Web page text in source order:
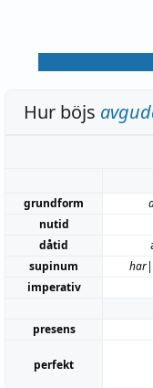
Hur böjs
grundform
nutid
dåtid
supinum
imperativ
presens
perfekt